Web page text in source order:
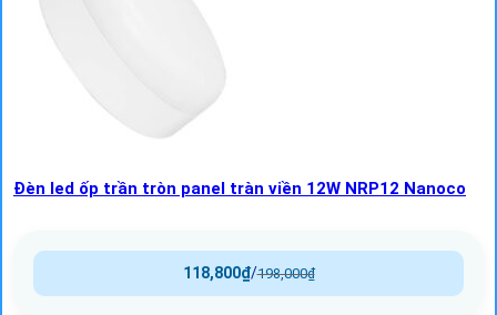
Đèn led ốp trần tròn panel tràn viền 12W NRP12 Nanoco
198,000₫
/
118,800₫